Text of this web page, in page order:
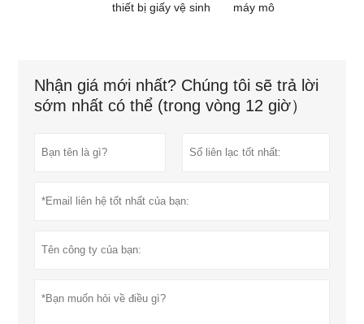
thiết bị giấy vệ sinh
máy mô
Nhận giá mới nhất? Chúng tôi sẽ trả lời
sớm nhất có thể (trong vòng 12 giờ）